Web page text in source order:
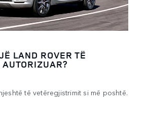
LAND ROVER TË
të vetëregjistrimit si më poshtë.